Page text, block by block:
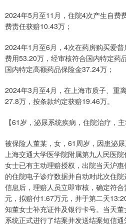
2024年5月至11月，住院4次产生自费
费责任获赔10.43万；
2024年1月至6月，4次在药房购买爱
费用53.20万，经审核符合国内特定药
国内特定高额药品保险金37.24万；
2024年3月至4月，在上海市质子、重
27.8万，按条款约定获赔19.46万。
【61岁，泌尿系统疾病，住院治疗，
被保险人董某，女，61周岁，因患泌
上海交通大学医学院附属第九人民医
女士已有主动理赔授权，出院当天沪
的住院电子诊疗数据并自动对此次住
信息后，理赔人员立即审核，确定符
元，拟赔付1.67万元，并于第二天
知董女士补充证件及银行卡号。当天
系统正式进行了结案并发送结案短信通